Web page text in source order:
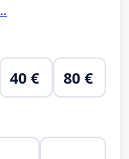
40 € 80 €